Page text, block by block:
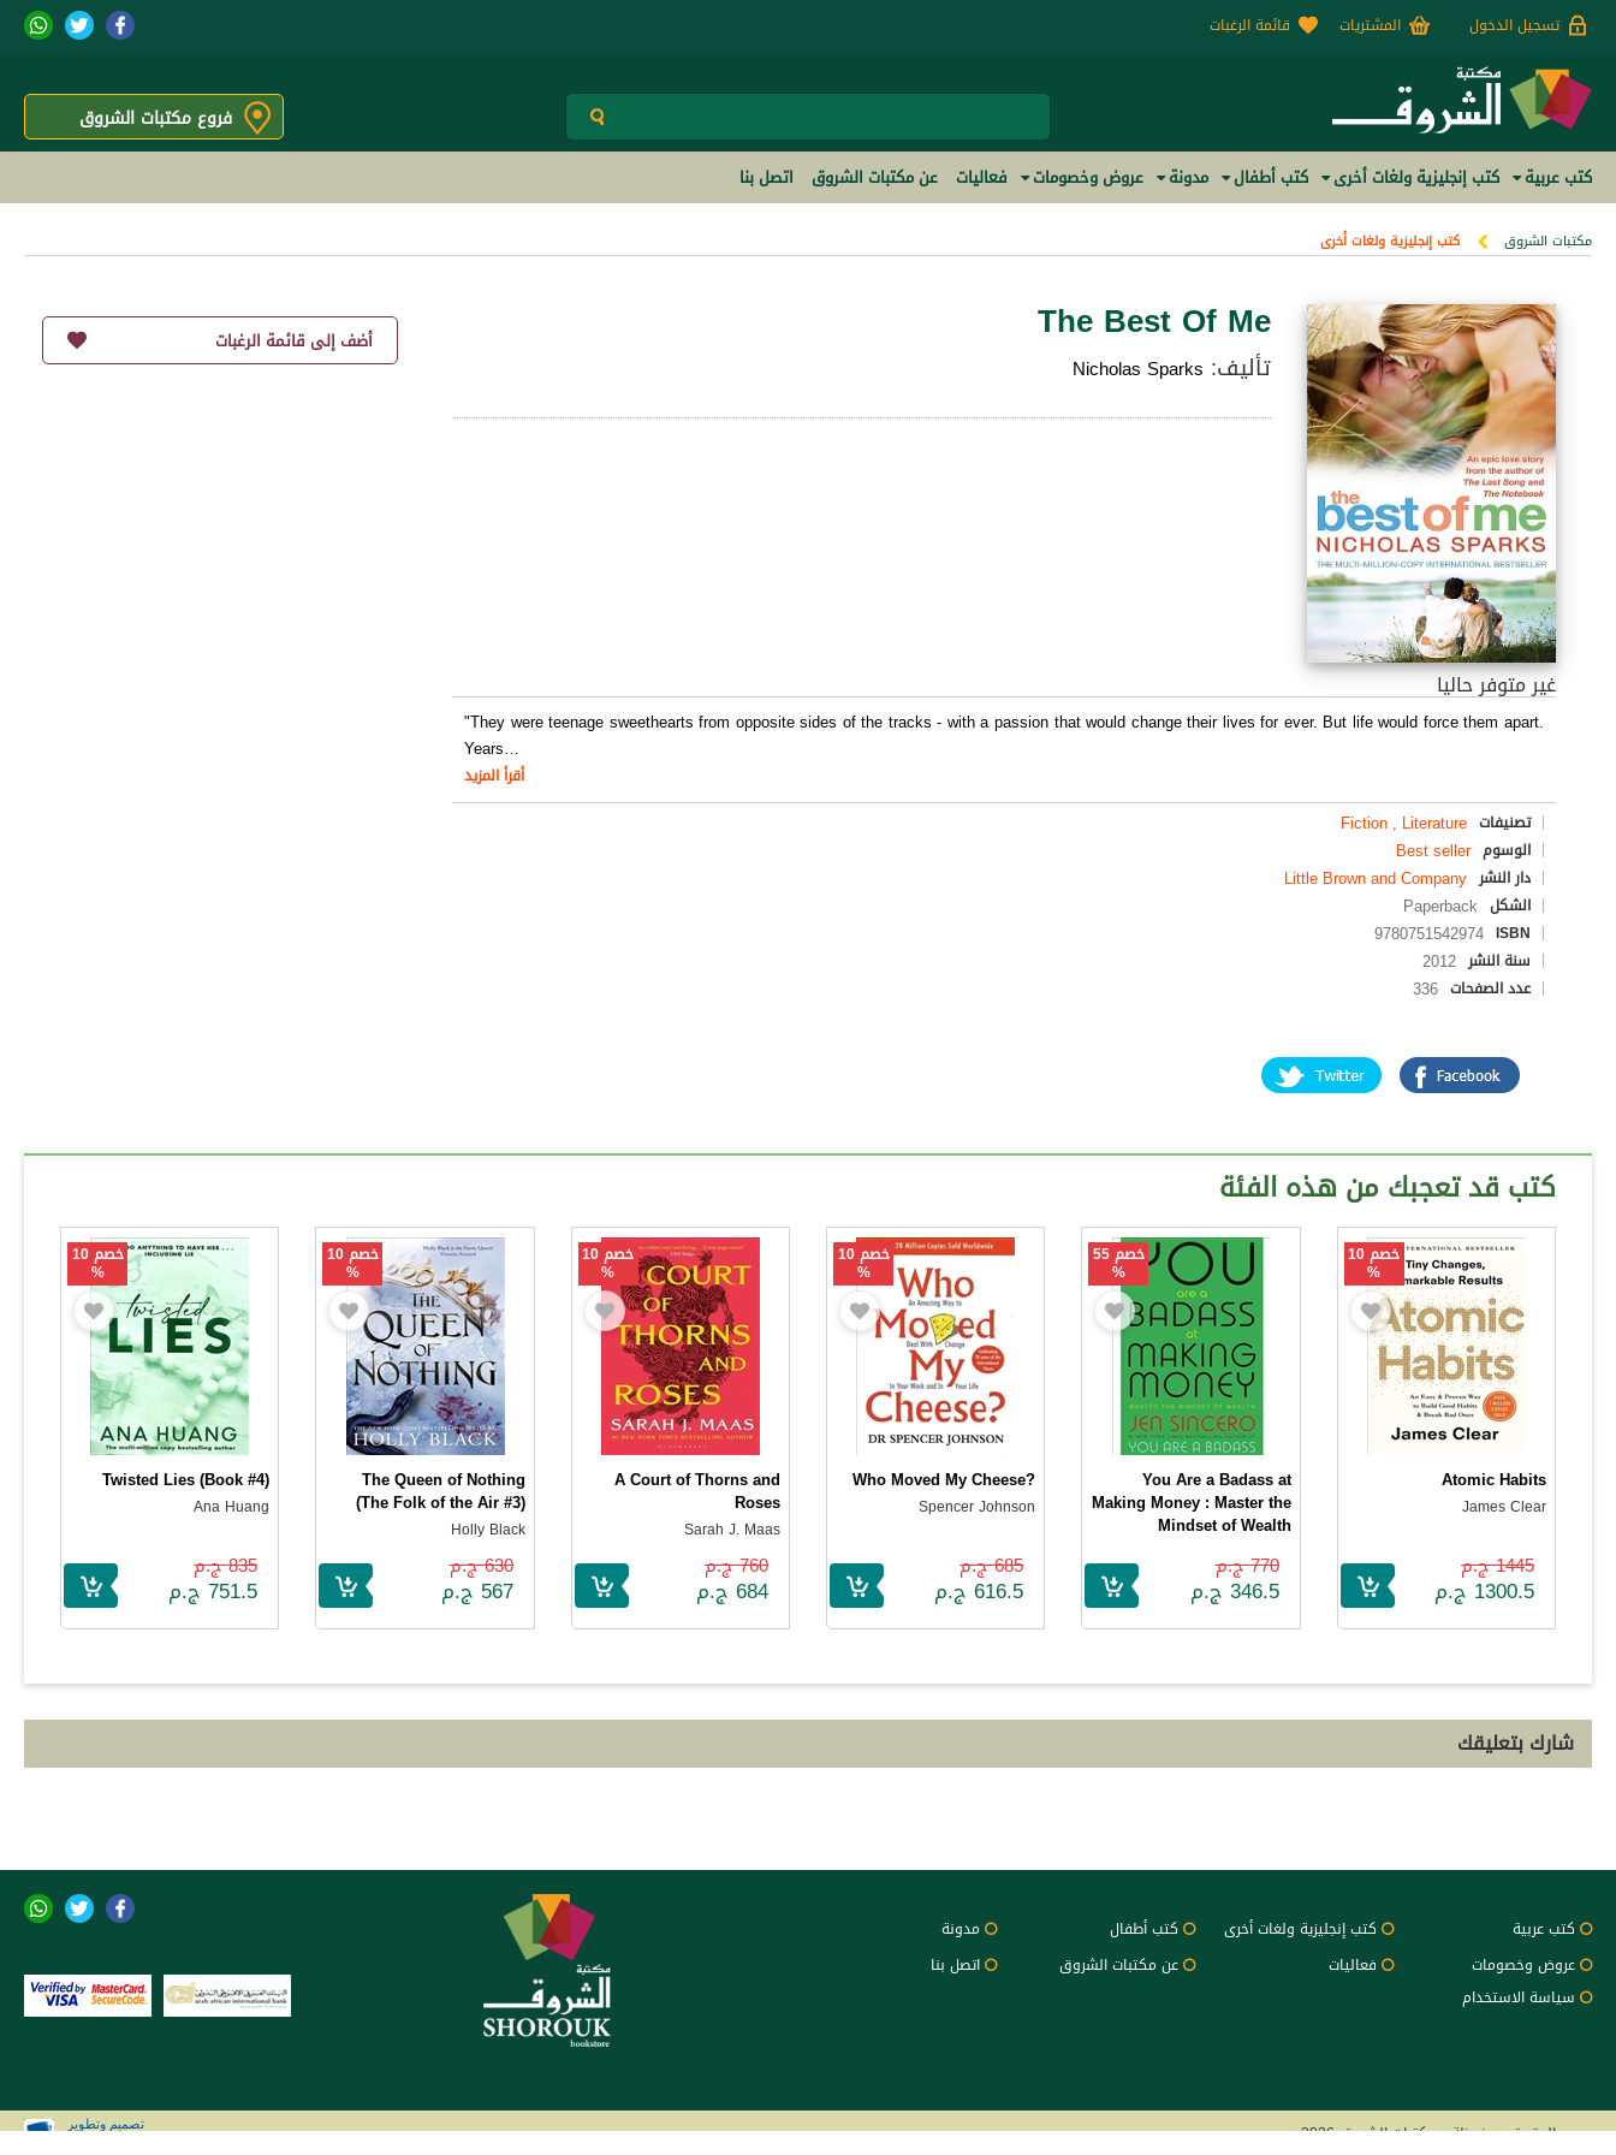
تسجيل الدخول المشتريات قائمة الرغبات
فروع مكتبات الشروق
كتب عربية كتب إنجليزية ولغات أخرى كتب أطفال مدونة عروض وخصومات فعاليات عن مكتبات الشروق اتصل بنا
مكتبات الشروق كتب إنجليزية ولغات أخرى
The Best Of Me
تأليف: Nicholas Sparks
غير متوفر حاليا
"They were teenage sweethearts from opposite sides of the tracks - with a passion that would change their lives for ever. But life would force them apart.
Years…
أقرأ المزيد
تصنيفات Fiction , Literature
الوسوم Best seller
دار النشر Little Brown and Company
الشكل Paperback
ISBN
9780751542974
سنة النشر 2012
عدد الصفحات 336
أضف إلى قائمة الرغبات
كتب قد تعجبك من هذه الفئة
خصم 10
%
Atomic Habits
James Clear
1445 ج.م
1300.5 ج.م
خصم 55
%
You Are a Badass at
Making Money : Master the
Mindset of Wealth
Jen Sincero
770 ج.م
346.5 ج.م
خصم 10
%
Who Moved My Cheese?
Spencer Johnson
685 ج.م
616.5 ج.م
خصم 10
%
A Court of Thorns and
Roses
Sarah J. Maas
760 ج.م
684 ج.م
خصم 10
%
The Queen of Nothing
(The Folk of the Air #3)
Holly Black
630 ج.م
567 ج.م
خصم 10
%
Twisted Lies (Book #4)
Ana Huang
835 ج.م
751.5 ج.م
شارك بتعليقك
كتب عربية كتب إنجليزية ولغات أخرى كتب أطفال
مدونة
عروض وخصومات
فعاليات عن مكتبات الشروق
اتصل بنا
سياسة الاستخدام
جميع الحقوق محفوظة - مكتبات الشروق 2026
تصميم وتطوير